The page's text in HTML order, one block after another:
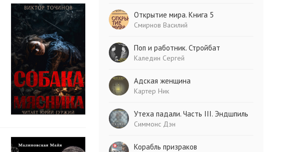
Открытие мира. Книга 5
Смирнов Василий
Поп и работник. Стройбат
Каледин Сергей
Адская женщина
Картер Ник
Утеха падали. Часть III. Эндшпиль
Симмонс Дэн
Корабль призраков